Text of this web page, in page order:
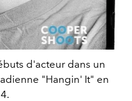
d'acteur dans un
"Hangin' It" en